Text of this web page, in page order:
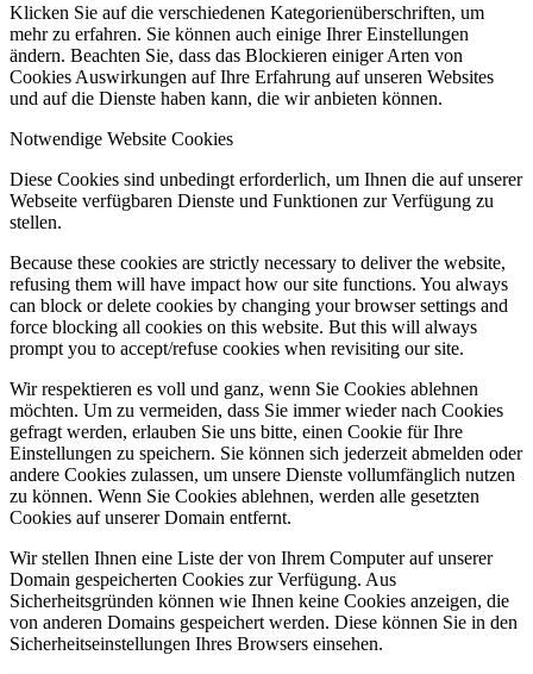
Klicken Sie auf die verschiedenen Kategorienüberschriften, um
mehr zu erfahren. Sie können auch einige Ihrer Einstellungen
ändern. Beachten Sie, dass das Blockieren einiger Arten von
Cookies Auswirkungen auf Ihre Erfahrung auf unseren Websites
und auf die Dienste haben kann, die wir anbieten können.
Notwendige Website Cookies
Diese Cookies sind unbedingt erforderlich, um Ihnen die auf unserer
Webseite verfügbaren Dienste und Funktionen zur Verfügung zu
stellen.
Because these cookies are strictly necessary to deliver the website,
refusing them will have impact how our site functions. You always
can block or delete cookies by changing your browser settings and
force blocking all cookies on this website. But this will always
prompt you to accept/refuse cookies when revisiting our site.
Wir respektieren es voll und ganz, wenn Sie Cookies ablehnen
möchten. Um zu vermeiden, dass Sie immer wieder nach Cookies
gefragt werden, erlauben Sie uns bitte, einen Cookie für Ihre
Einstellungen zu speichern. Sie können sich jederzeit abmelden oder
andere Cookies zulassen, um unsere Dienste vollumfänglich nutzen
zu können. Wenn Sie Cookies ablehnen, werden alle gesetzten
Cookies auf unserer Domain entfernt.
Wir stellen Ihnen eine Liste der von Ihrem Computer auf unserer
Domain gespeicherten Cookies zur Verfügung. Aus
Sicherheitsgründen können wie Ihnen keine Cookies anzeigen, die
von anderen Domains gespeichert werden. Diese können Sie in den
Sicherheitseinstellungen Ihres Browsers einsehen.